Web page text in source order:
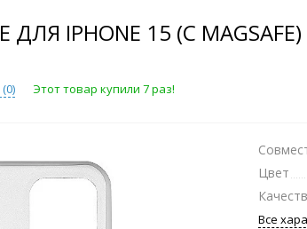
ДЛЯ IPHONE 15 (С
0) Этот товар купили 7 раз!
Цвет
Все